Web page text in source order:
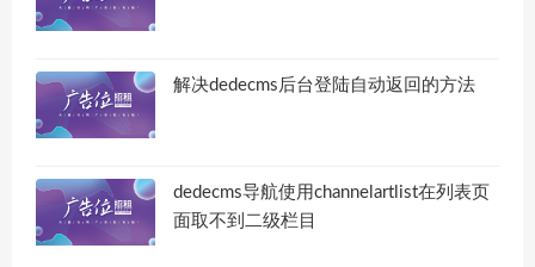
解决dedecms后台登陆自动返回的方法
dedecms导航使用channelartlist在列表页
面取不到二级栏目